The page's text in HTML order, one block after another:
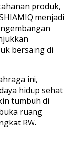
produk,
menjadi
bersaing di
ini,
hidup sehat
tumbuh di
ruang
RW.